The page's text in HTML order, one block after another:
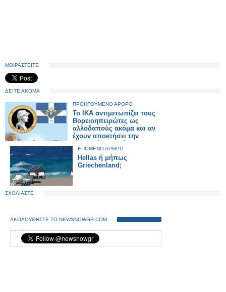
ΜΟΙΡΑΣΤΕΙΤΕ
ΔΕΙΤΕ ΑΚΟΜΑ
ΠΡΟΗΓΟΥΜΕΝΟ ΑΡΘΡΟ
Το ΙΚΑ αντιμετωπίζει τους
Βορειοηπειρώτες ως
αλλοδαπούς ακόμα και αν
έχουν αποκτήσει την
ελληνική υπηκοότητα
ΕΠΟΜΕΝΟ ΑΡΘΡΟ
Hellas ή μήπως
Griechenland;
ΣΧΟΛΙΑΣΤΕ
ΑΚΟΛΟΥΘΗΣΤΕ ΤΟ NEWSNOWGR.COM